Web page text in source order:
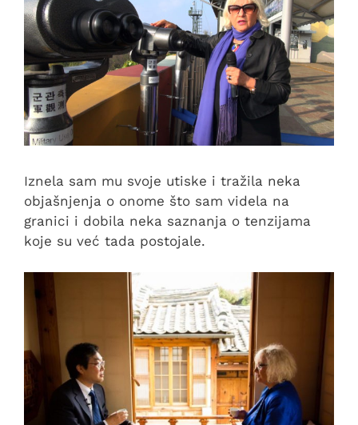
Iznela sam mu svoje utiske i tražila neka
objašnjenja o onome što sam videla na
granici i dobila neka saznanja o tenzijama
koje su već tada postojale.